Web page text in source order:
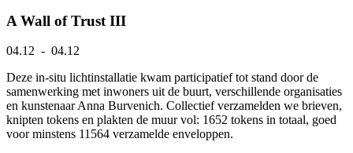
A Wall of Trust III
04.12 - 04.12
Deze in-situ lichtinstallatie kwam participatief tot stand door de
samenwerking met inwoners uit de buurt, verschillende organisaties
en kunstenaar Anna Burvenich. Collectief verzamelden we brieven,
knipten tokens en plakten de muur vol: 1652 tokens in totaal, goed
voor minstens 11564 verzamelde enveloppen.